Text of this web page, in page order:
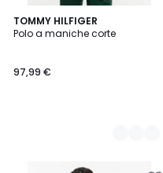
TOMMY HILFIGER
Polo a maniche corte
97,99 €
2
Colori